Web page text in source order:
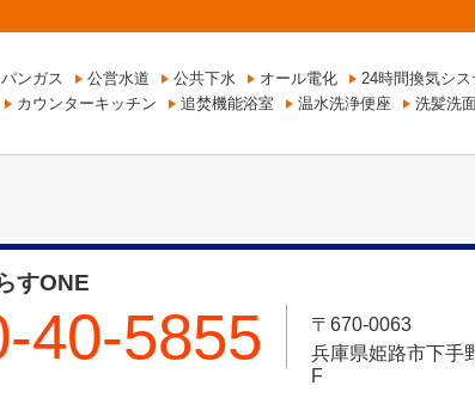
ンガス 公営水道 公共下水 オール電化 24時間換気シス
カウンターキッチン 追焚機能浴室 温水洗浄便座 洗髪洗
すONE
40-5855
〒670-0063
兵庫県姫路市下手
F